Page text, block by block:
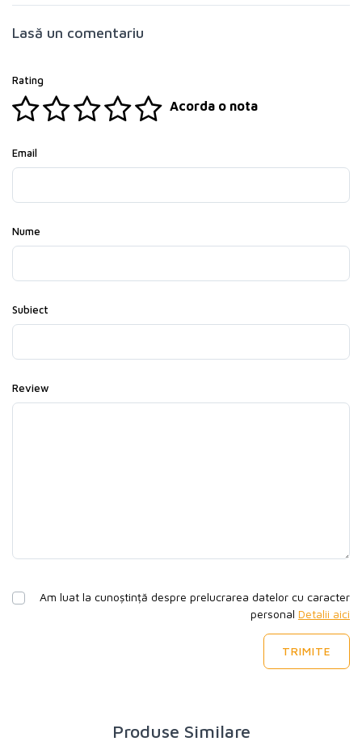
Lasă un comentariu
Rating
Acorda o nota
Email
Nume
Subiect
Review
Am luat la cunoștință despre prelucrarea datelor cu caracter
personal Detalii aici
TRIMITE
Produse Similare